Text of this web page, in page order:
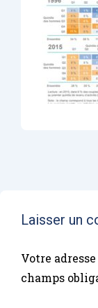
Laisser un
Votre
champs